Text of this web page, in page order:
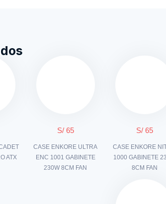
ATX
S/ 65
CASE ENKORE ULTRA
ENC 1001 GABINETE
230W 8CM FAN
S/ 65
CASE ENKORE
1000 GABINETE
8CM FAN